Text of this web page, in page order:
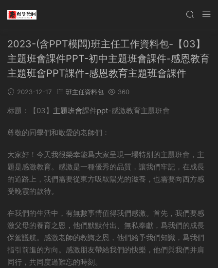
2023-(含PPT模闆)班主任工作資料包-【03】
主題班會課件PPT-初中主題班會課件-感恩教育
主題班會PPT課件-感恩教育主題班會課件
2023-12-17 班主任資料包 360
标題：【03】 主題班會課件ppt-感激教育主題班會
尊敬的同學們和敬愛的老師們：
大家好！今天我很榮幸能爲大家呈現一場特别的主題班會，主
題是感激教育。感激是一種優秀的品質，讓我們牢記，在成長
的道路上，我們需要從東方吸取陽光的滋養，也需要向西方感
受晚霞的款待。
在我們的生活中，有無數事情值得我們感激。首先，我們要感
激父母的養育之恩，他們默默付出、無私奉獻，爲我們的成長
保駕護航。感激老師的教誨之恩，他們給予我們知識，爲我們
指引前進的方向。感激朋友帶給我們的快樂，他們與我們并肩
同行，共同度過難忘的時刻。